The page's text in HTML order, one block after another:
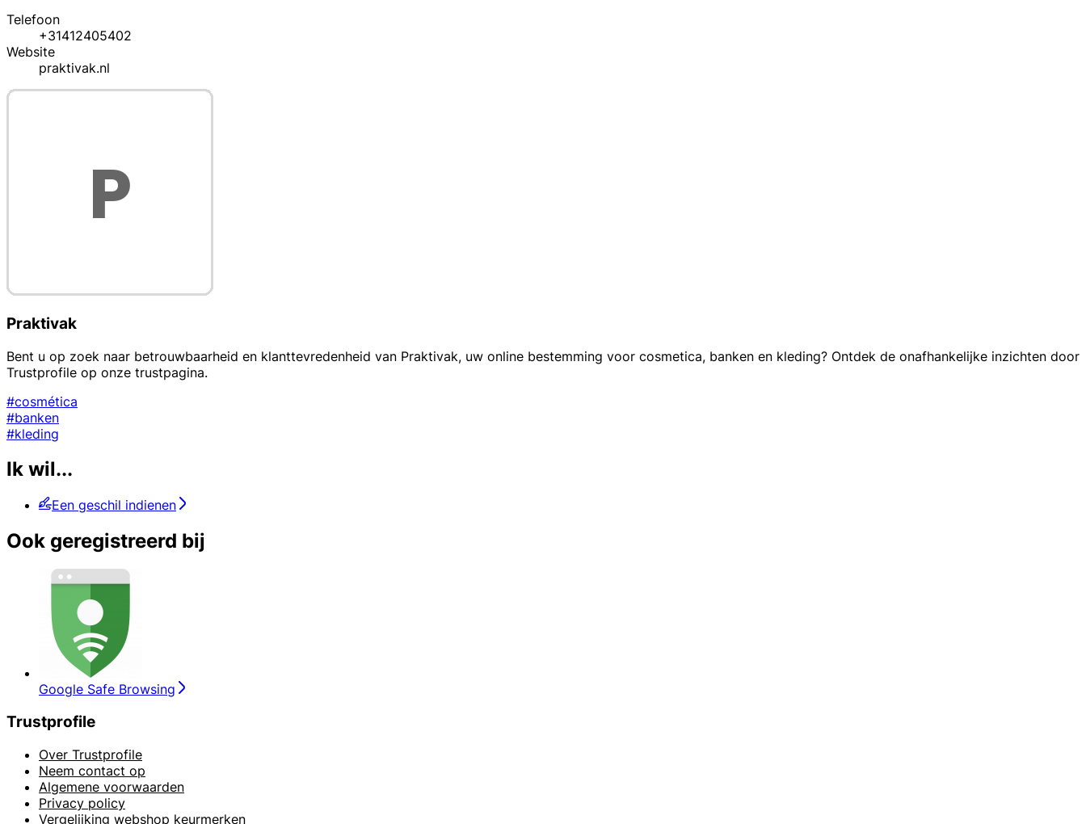
Telefoon
+31412405402
Website
praktivak.nl
Praktivak
Bent u op zoek naar betrouwbaarheid en klanttevredenheid van Praktivak, uw online bestemming voor cosmetica, banken en kleding? Ontdek de onafhankelijke inzichten door
Trustprofile op onze trustpagina.
#cosmética
#banken
#kleding
Ik wil...
Een geschil indienen
Ook geregistreerd bij
Google Safe Browsing
Trustprofile
Over Trustprofile
Neem contact op
Algemene voorwaarden
Privacy policy
Vergelijking webshop keurmerken